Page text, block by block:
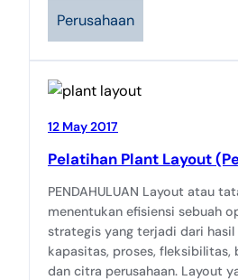
Perusahaan
12 May 2017
Pelatihan Plant Layout
PENDAHULUAN Layout atau
menentukan efisiensi sebuah
strategis yang terjadi dari
kapasitas, proses, fleksibilitas,
dan citra perusahaan. Layout